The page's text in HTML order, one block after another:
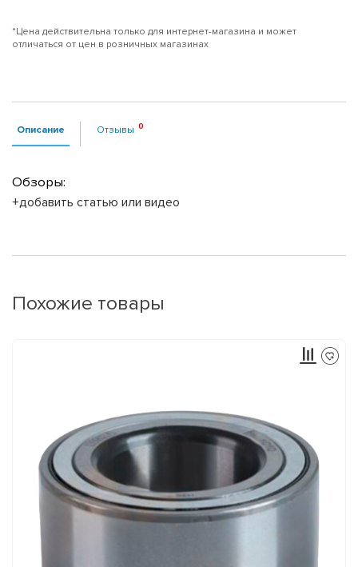
*Цена действительна только для интернет-магазина и может
отличаться от цен в розничных магазинах
Описание Отзывы
Обзоры:
+добавить статью или видео
Похожие товары